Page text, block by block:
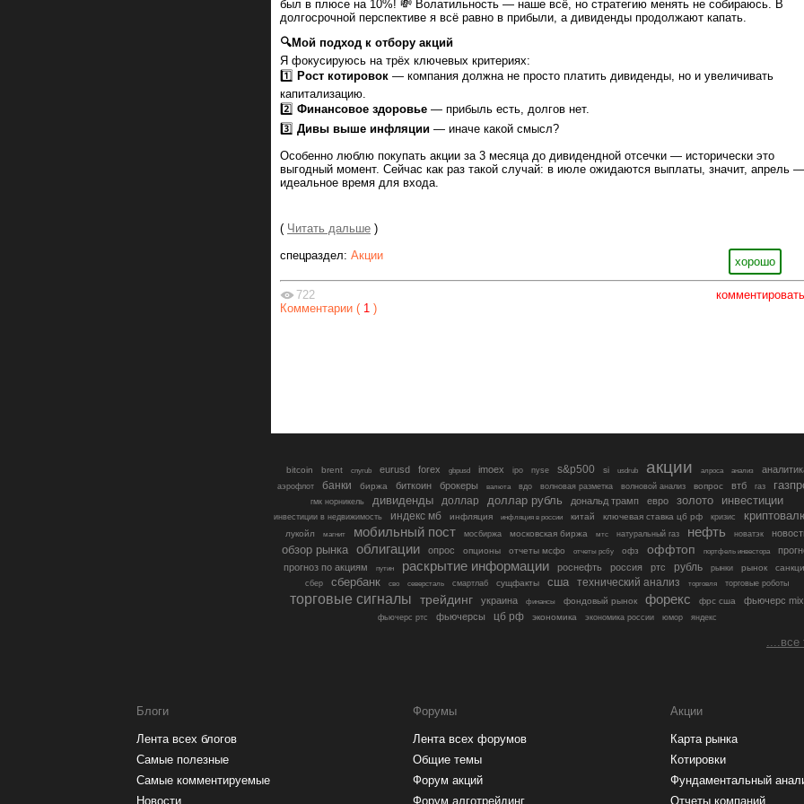
был в плюсе на 10%! 💸 Волатильность — наше всё, но стратегию менять не собираюсь. В
долгосрочной перспективе я всё равно в прибыли, а дивиденды продолжают капать.
🔍Мой подход к отбору акций
Я фокусируюсь на трёх ключевых критериях:
1️⃣ Рост котировок — компания должна не просто платить дивиденды, но и увеличивать
капитализацию.
2️⃣ Финансовое здоровье — прибыль есть, долгов нет.
3️⃣ Дивы выше инфляции — иначе какой смысл?
Особенно люблю покупать акции за 3 месяца до дивидендной отсечки — исторически это
выгодный момент. Сейчас как раз такой случай: в июле ожидаются выплаты, значит, апрель —
идеальное время для входа.
( Читать дальше )
хорошо
спецраздел: Акции
комментировать
722
Комментарии ( 1 )
bitcoin brent cnyrub eurusd forex gbpusd imoex ipo nyse s&p500 si usdrub акции алроса анализ
аэрофлот банки биржа биткоин брокеры валюта вдо волновая разметка волновой анализ вопрос втб газ
гмк норникель дивиденды доллар доллар рубль дональд трамп евро золото инвестиции
инвестиции в недвижимость индекс мб инфляция инфляция в россии китай ключевая ставка цб рф кризис
лукойл магнит мобильный пост мосбиржа московская биржа мтс натуральный газ нефть новатэк
обзор рынка облигации опрос опционы отчеты мсфо отчеты рсбу офз оффтоп портфель инвестора
прогноз по акциям
путин раскрытие информации роснефть россия ртс рубль рынки рынок
сбер сбербанк сво северсталь смартлаб сущфакты сша технический анализ торговля торговые роботы
торговые сигналы трейдинг украина финансы фондовый рынок форекс фрс сша фьючерс mix
фьючерс ртс фьючерсы цб рф экономика экономика россии юмор яндекс
....все
Блоги
Лента всех блогов
Самые полезные
Самые комментируемые
Новости
Форумы
Лента всех форумов
Общие темы
Форум акций
Форум алготрейдинг
Акции
Карта рынка
Котировки
Фундаментальный
Отчеты компаний